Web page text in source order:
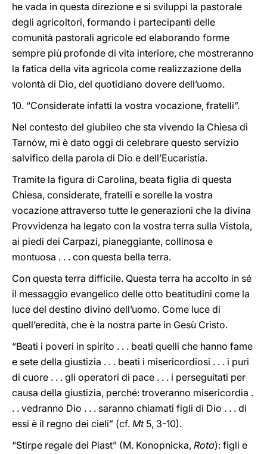
he vada in questa direzione e si sviluppi la pastorale
degli agricoltori, formando i partecipanti delle
comunità pastorali agricole ed elaborando forme
sempre più profonde di vita interiore, che mostreranno
la fatica della vita agricola come realizzazione della
volontà di Dio, del quotidiano dovere dell’uomo.
10. “Considerate infatti la vostra vocazione, fratelli”.
Nel contesto del giubileo che sta vivendo la Chiesa di
Tarnów, mi è dato oggi di celebrare questo servizio
salvifico della parola di Dio e dell’Eucaristia.
Tramite la figura di Carolina, beata figlia di questa
Chiesa, considerate, fratelli e sorelle la vostra
vocazione attraverso tutte le generazioni che la divina
Provvidenza ha legato con la vostra terra sulla Vistola,
ai piedi dei Carpazi, pianeggiante, collinosa e
montuosa . . . con questa bella terra.
Con questa terra difficile. Questa terra ha accolto in sé
il messaggio evangelico delle otto beatitudini come la
luce del destino divino dell’uomo. Come luce di
quell’eredità, che è la nostra parte in Gesù Cristo.
“Beati i poveri in spirito . . . beati quelli che hanno fame
e sete della giustizia . . . beati i misericordiosi . . . i puri
di cuore . . . gli operatori di pace . . . i perseguitati per
causa della giustizia, perché: troveranno misericordia .
. . vedranno Dio . . . saranno chiamati figli di Dio . . . di
essi è il regno dei cieli” (cf. Mt5, 3-10).
“Stirpe regale dei Piast” (M. Konopnicka, Rota): figli e